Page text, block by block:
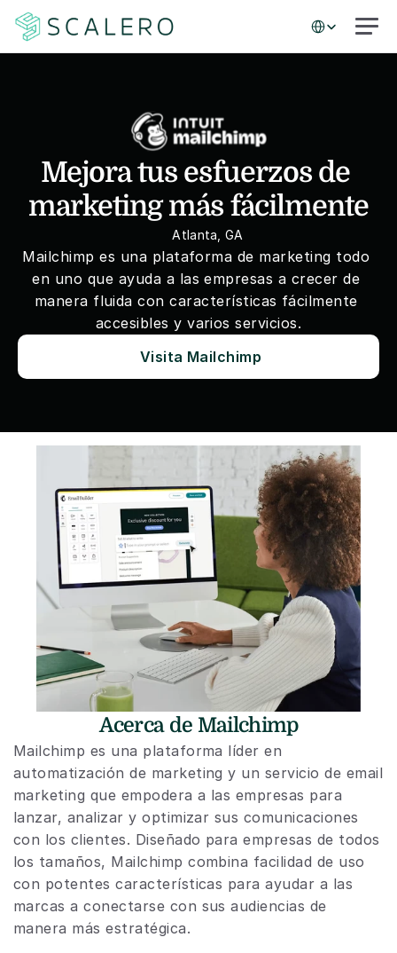
Select Language
Mejora tus esfuerzos de
marketing más fácilmente
Atlanta, GA
Mailchimp es una plataforma de marketing todo
en uno que ayuda a las empresas a crecer de
manera fluida con características fácilmente
accesibles y varios servicios.
Visita Mailchimp
Acerca de Mailchimp
Mailchimp es una plataforma líder en
automatización de marketing y un servicio de email
marketing que empodera a las empresas para
lanzar, analizar y optimizar sus comunicaciones
con los clientes. Diseñado para empresas de todos
los tamaños, Mailchimp combina facilidad de uso
con potentes características para ayudar a las
marcas a conectarse con sus audiencias de
manera más estratégica.